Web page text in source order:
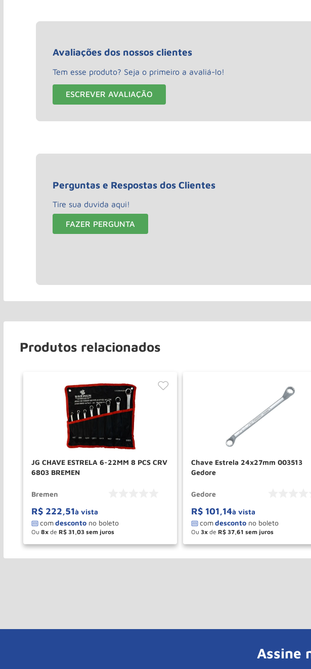
Avaliações dos nossos clientes
Tem esse produto? Seja o primeiro a avaliá-lo!
ESCREVER AVALIAÇÃO
Perguntas e Respostas dos Clientes
Tire sua duvida aqui!
FAZER PERGUNTA
Produtos relacionados
JG CHAVE ESTRELA 6-22MM 8 PCS CRV
6803 BREMEN
Bremen
R$ 222,51à vista
Ou 8 de R$ 31,03
＋
－ COMPRAR
Chave Estrela 24x27mm 003513
Gedore
Gedore
R$ 101,14à vista
Ou 3 de R$ 37,61
＋
－
Assine